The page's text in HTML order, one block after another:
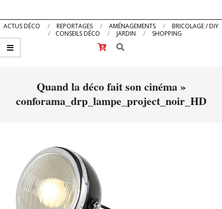
Primary
Navigation
Menu
ACTUS DÉCO REPORTAGES AMÉNAGEMENTS
BRICOLAGE / DIY
CONSEILS DÉCO
JARDIN
SHOPPING
Search
Quand la déco fait son cinéma »
conforama_drp_lampe_project_noir_HD